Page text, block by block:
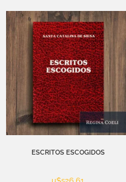
ESCRITOS ESCOGIDOS
u$s26,61